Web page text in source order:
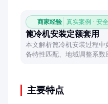
商家经验 真实案例 · 安
篦冷机安装定额套用
本文解析篦冷机安装过程
备特性匹配、地域调整系
主要特点